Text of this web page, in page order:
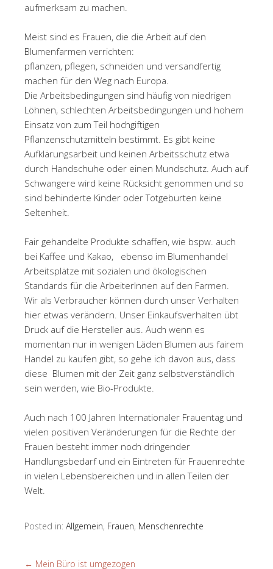
aufmerksam zu machen.
Meist sind es Frauen, die die Arbeit auf den
Blumenfarmen verrichten:
pflanzen, pflegen, schneiden und versandfertig
machen für den Weg nach Europa.
Die Arbeitsbedingungen sind häufig von niedrigen
Löhnen, schlechten Arbeitsbedingungen und hohem
Einsatz von zum Teil hochgiftigen
Pflanzenschutzmitteln bestimmt. Es gibt keine
Aufklärungsarbeit und keinen Arbeitsschutz etwa
durch Handschuhe oder einen Mundschutz. Auch auf
Schwangere wird keine Rücksicht genommen und so
sind behinderte Kinder oder Totgeburten keine
Seltenheit.
Fair gehandelte Produkte schaffen, wie bspw. auch
bei Kaffee und Kakao, ebenso im Blumenhandel
Arbeitsplätze mit sozialen und ökologischen
Standards für die ArbeiterInnen auf den Farmen.
Wir als Verbraucher können durch unser Verhalten
hier etwas verändern. Unser Einkaufsverhalten übt
Druck auf die Hersteller aus. Auch wenn es
momentan nur in wenigen Läden Blumen aus fairem
Handel zu kaufen gibt, so gehe ich davon aus, dass
diese Blumen mit der Zeit ganz selbstverständlich
sein werden, wie Bio-Produkte.
Auch nach 100 Jahren Internationaler Frauentag und
vielen positiven Veränderungen für die Rechte der
Frauen besteht immer noch dringender
Handlungsbedarf und ein Eintreten für Frauenrechte
in vielen Lebensbereichen und in allen Teilen der
Welt.
Posted in: Allgemein, Frauen, Menschenrechte
← Mein Büro ist umgezogen